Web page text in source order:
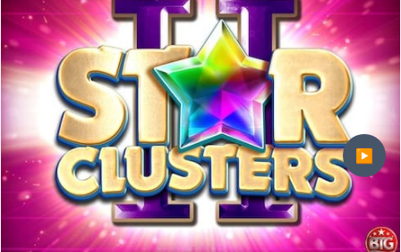
▶
Star Clusters 2